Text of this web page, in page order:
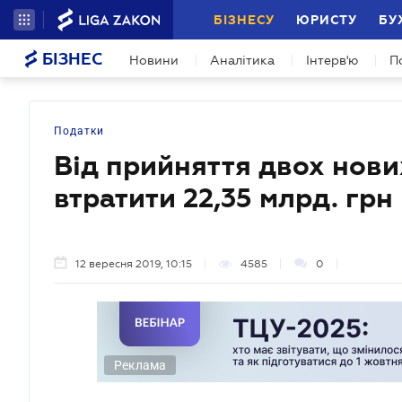
БІЗНЕСУ ЮРИСТУ
БІЗНЕС Новини Аналітика Інтерв'ю
Податки
Від прийняття двох
втратити 22,35 млрд. грн
12 вересня 2019, 10:15 4585 0
Реклама